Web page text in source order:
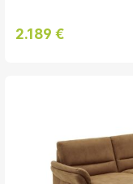
2.189 €